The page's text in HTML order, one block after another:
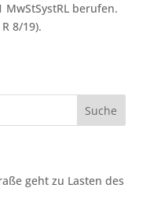
berufen.
8/19).
geht zu Lasten des